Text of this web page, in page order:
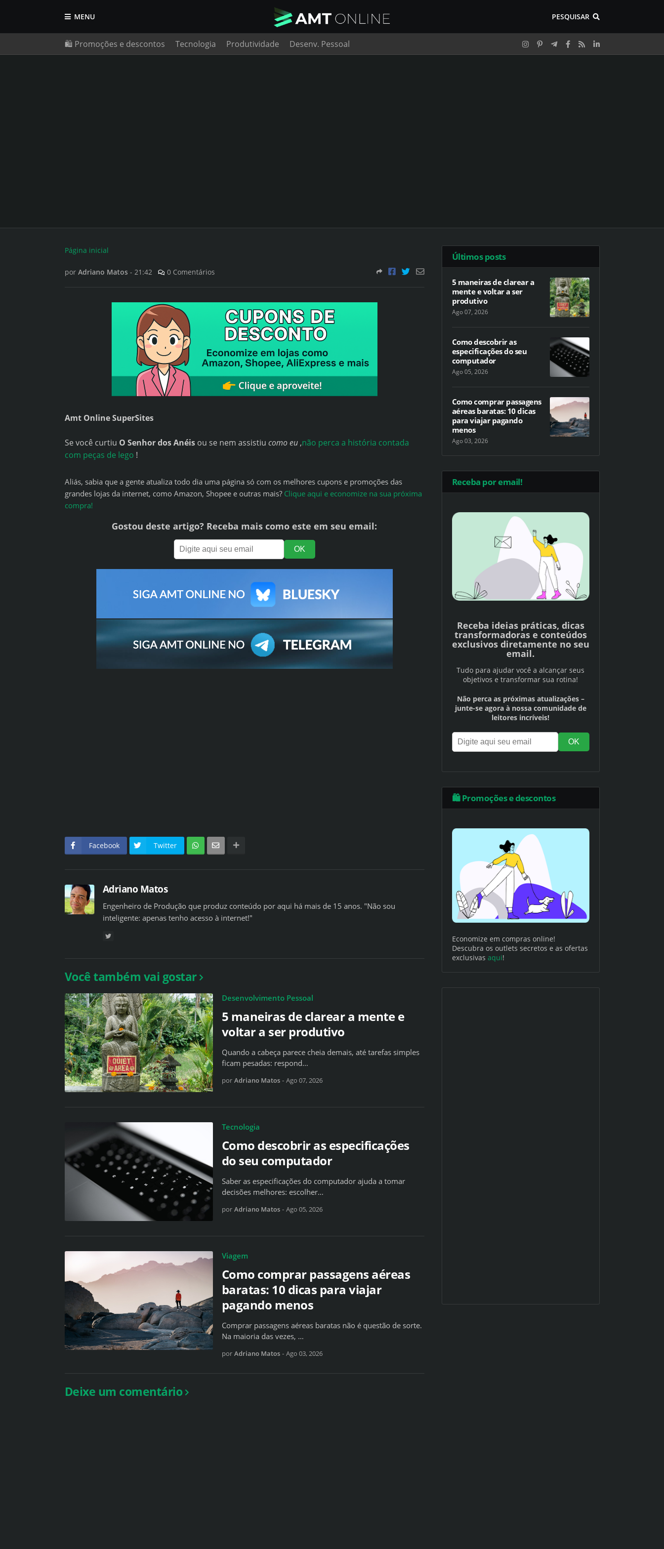
MENU PESQUISAR
🛍️ Promoções e descontos Tecnologia Produtividade Desenv. Pessoal
Página inicial
por Adriano Matos - 21:42 0 Comentários
Amt Online SuperSites
Se você curtiu O Senhor dos Anéisou se nem assistiu como eu,não perca a história contada
com peças de lego !
Aliás, sabia que a gente atualiza todo dia uma página só com os melhores cupons e promoções das
grandes lojas da internet, como Amazon, Shopee e outras mais? Clique aqui e economize na sua próxima
compra!
Gostou deste artigo? Receba mais como este em seu email:
Facebook Twitter
Adriano Matos
Engenheiro de Produção que produz conteúdo por aqui há mais de 15 anos. "Não sou
inteligente: apenas tenho acesso à internet!"
Você também vai gostar
Desenvolvimento Pessoal
5 maneiras de clarear a mente e
voltar a ser produtivo
Quando a cabeça parece cheia demais, até tarefas simples
ficam pesadas: respond…
por Adriano Matos - Ago 07, 2026
Tecnologia
Como descobrir as especificações
do seu computador
Saber as especificações do computador ajuda a tomar
decisões melhores: escolher…
por Adriano Matos - Ago 05, 2026
Viagem
Como comprar passagens aéreas
baratas: 10 dicas para viajar
pagando menos
Comprar passagens aéreas baratas não é questão de sorte.
Na maioria das vezes, …
por Adriano Matos - Ago 03, 2026
Deixe um comentário
Últimos posts
5 maneiras de clarear a
mente e voltar a ser
produtivo
Ago 07, 2026
Como descobrir as
especificações do seu
computador
Ago 05, 2026
Como comprar passagens
aéreas baratas: 10 dicas
para viajar pagando
menos
Ago 03, 2026
Receba por email!
Receba ideias práticas, dicas
transformadoras e conteúdos
exclusivos diretamente no seu
email.
Tudo para ajudar você a alcançar seus
objetivos e transformar sua rotina!
Não perca as próximas atualizações –
junte-se agora à nossa comunidade de
leitores incríveis!
🛍️ Promoções e descontos
Economize em compras online!
Descubra os outlets secretos e as ofertas
exclusivas aqui!